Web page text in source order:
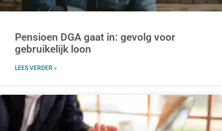
Pensioen DGA gaat in: gevolg voor
gebruikelijk loon
LEES VERDER »